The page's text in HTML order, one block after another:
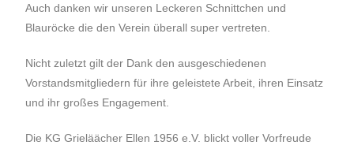
Auch danken wir unseren Leckeren Schnittchen und
Blauröcke die den Verein überall super vertreten.
Nicht zuletzt gilt der Dank den ausgeschiedenen
Vorstandsmitgliedern für ihre geleistete Arbeit, ihren Einsatz
und ihr großes Engagement.
Die KG Grieläächer Ellen 1956 e.V. blickt voller Vorfreude